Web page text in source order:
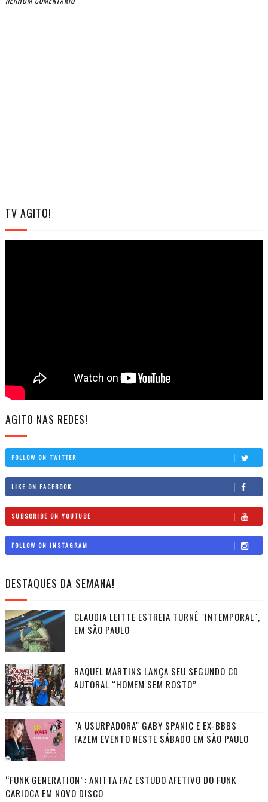
TV AGITO!
AGITO NAS REDES!
FOLLOW ON TWITTER
LIKE ON FACEBOOK
SUBSCRIBE ON YOUTUBE
FOLLOW ON INSTAGRAM
DESTAQUES DA SEMANA!
CLAUDIA LEITTE ESTREIA TURNÊ "INTEMPORAL",
EM SÃO PAULO
RAQUEL MARTINS LANÇA SEU SEGUNDO CD
AUTORAL “HOMEM SEM ROSTO”
"A USURPADORA" GABY SPANIC E EX-BBBS
FAZEM EVENTO NESTE SÁBADO EM SÃO PAULO
“FUNK GENERATION”: ANITTA FAZ ESTUDO AFETIVO DO FUNK
CARIOCA EM NOVO DISCO